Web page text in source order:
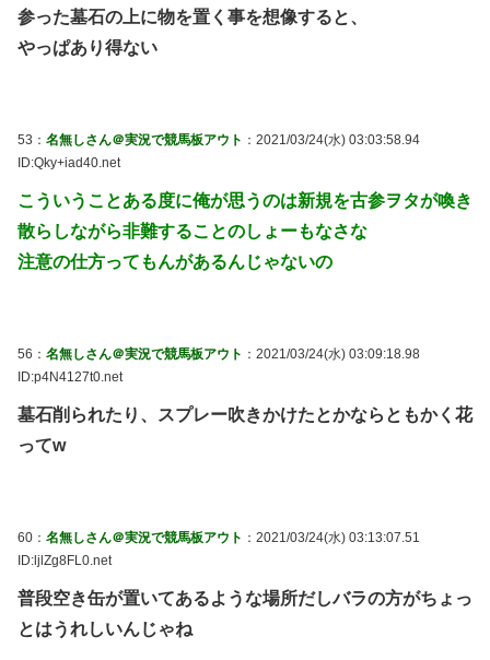
参った墓石の上に物を置く事を想像すると、
やっぱあり得ない
53： 名無しさん＠実況で競馬板アウト ：2021/03/24(水) 03:03:58.94
ID:Qky+iad40.net
こういうことある度に俺が思うのは新規を古参ヲタが喚き
散らしながら非難することのしょーもなさな
注意の仕方ってもんがあるんじゃないの
56： 名無しさん＠実況で競馬板アウト ：2021/03/24(水) 03:09:18.98
ID:p4N4127t0.net
墓石削られたり、スプレー吹きかけたとかならともかく花
ってw
60： 名無しさん＠実況で競馬板アウト ：2021/03/24(水) 03:13:07.51
ID:ljlZg8FL0.net
普段空き缶が置いてあるような場所だしバラの方がちょっ
とはうれしいんじゃね